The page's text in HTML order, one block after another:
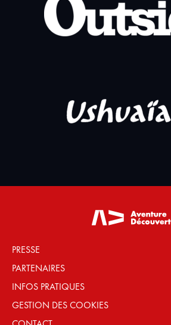
PRESSE
PARTENAIRES
INFOS PRATIQUES
GESTION DES COOKIES